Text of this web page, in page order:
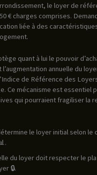
le loyer de
€ charges comprises.
liée à des
quant à lui le pouvoir
annuelle du
de Référence des
Ce mécanisme est essentiel
qui pourraient fragiliser la
le loyer initial selon le
du loyer doit respecter le
🔒.